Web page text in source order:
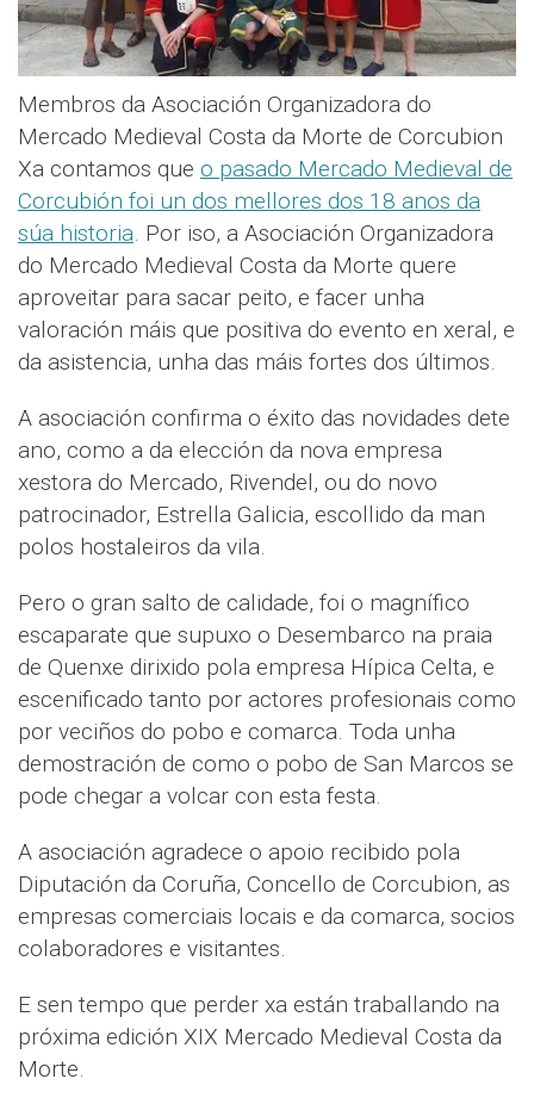
Membros da Asociación Organizadora do
Mercado Medieval Costa da Morte de Corcubion
Xa contamos que o pasado Mercado Medieval de
Corcubión foi un dos mellores dos 18 anos da
súa historia. Por iso, a Asociación Organizadora
do Mercado Medieval Costa da Morte quere
aproveitar para sacar peito, e facer unha
valoración máis que positiva do evento en xeral, e
da asistencia, unha das máis fortes dos últimos.
A asociación confirma o éxito das novidades dete
ano, como a da elección da nova empresa
xestora do Mercado, Rivendel, ou do novo
patrocinador, Estrella Galicia, escollido da man
polos hostaleiros da vila.
Pero o gran salto de calidade, foi o magnífico
escaparate que supuxo o Desembarco na praia
de Quenxe dirixido pola empresa Hípica Celta, e
escenificado tanto por actores profesionais como
por veciños do pobo e comarca. Toda unha
demostración de como o pobo de San Marcos se
pode chegar a volcar con esta festa.
A asociación agradece o apoio recibido pola
Diputación da Coruña, Concello de Corcubion, as
empresas comerciais locais e da comarca, socios
colaboradores e visitantes.
E sen tempo que perder xa están traballando na
próxima edición XIX Mercado Medieval Costa da
Morte.